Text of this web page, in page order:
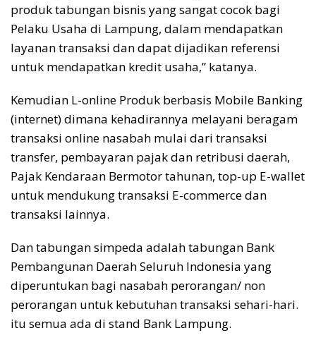
produk tabungan bisnis yang sangat cocok bagi
Pelaku Usaha di Lampung, dalam mendapatkan
layanan transaksi dan dapat dijadikan referensi
untuk mendapatkan kredit usaha,” katanya.
Kemudian L-online Produk berbasis Mobile Banking
(internet) dimana kehadirannya melayani beragam
transaksi online nasabah mulai dari transaksi
transfer, pembayaran pajak dan retribusi daerah,
Pajak Kendaraan Bermotor tahunan, top-up E-wallet
untuk mendukung transaksi E-commerce dan
transaksi lainnya.
Dan tabungan simpeda adalah tabungan Bank
Pembangunan Daerah Seluruh Indonesia yang
diperuntukan bagi nasabah perorangan/ non
perorangan untuk kebutuhan transaksi sehari-hari.
itu semua ada di stand Bank Lampung.